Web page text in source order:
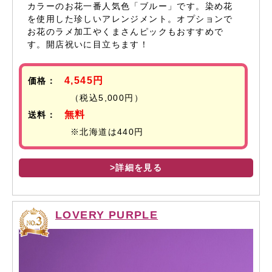
カラーのお花一番人気色「ブルー」です。染め花
を使用した珍しいアレンジメント。オプションで
お花のラメ加工やくまさんピックもおすすめで
す。開店祝いに目立ちます！
価格： 4,545円
（税込5,000円）
送料：
無料
※北海道は440円
>詳細を見る
LOVERY PURPLE